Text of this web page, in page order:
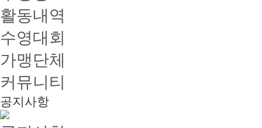
활동내역
수영대회
가맹단체
커뮤니티
공지사항